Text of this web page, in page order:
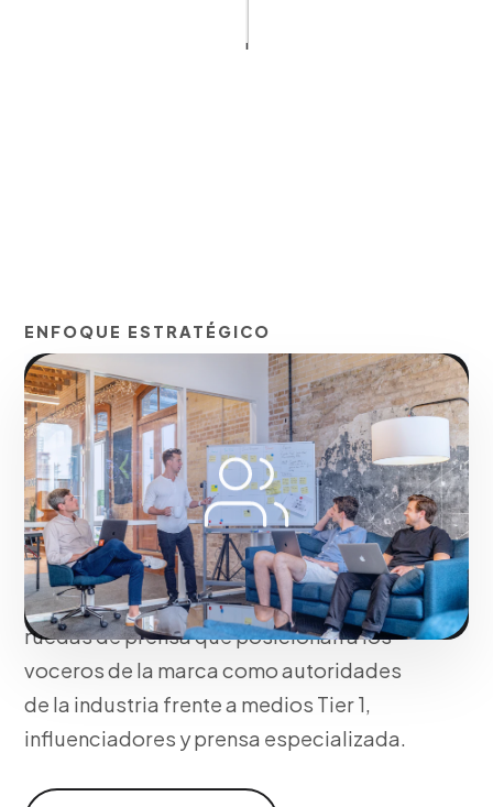
ENFOQUE ESTRATÉGICO
Relaciones Públicas y
RRPP
Construimos narrativas corporativas con
ángulos periodísticos de interés
mediático (Newsjacking). Distribuimos
comunicados de prensa y organizamos
ruedas de prensa que posicionan a los
voceros de la marca como autoridades
de la industria frente a medios Tier 1,
influenciadores y prensa especializada.